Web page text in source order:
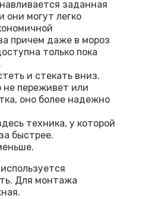
заданная
они могут легко
причем даже в мороз
только пока
и стекать вниз.
не переживет или
оно более надежно
техника, у которой
быстрее.
Для монтажа